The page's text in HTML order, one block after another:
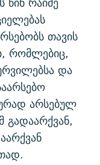
თავის
რომლებიც,
და
არსებულ